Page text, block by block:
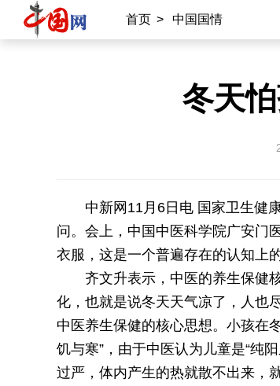
首页 > 中国国情
冬天
中新网11月6日电 国家卫生健
问。会上，中国中医科学院广安门
衣服，这是一个普遍存在的认知上的
齐文升表示，中医的养生保健
化，也就是说冬天天气凉了，人也
中医养生保健的核心思想。小孩在
饥与寒”，由于中医认为儿童是“纯
过严，体内产生的热就散不出来，